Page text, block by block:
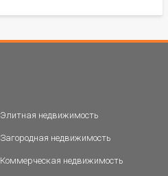
Элитная недвижимость
Загородная недвижимость
Коммерческая недвижимость